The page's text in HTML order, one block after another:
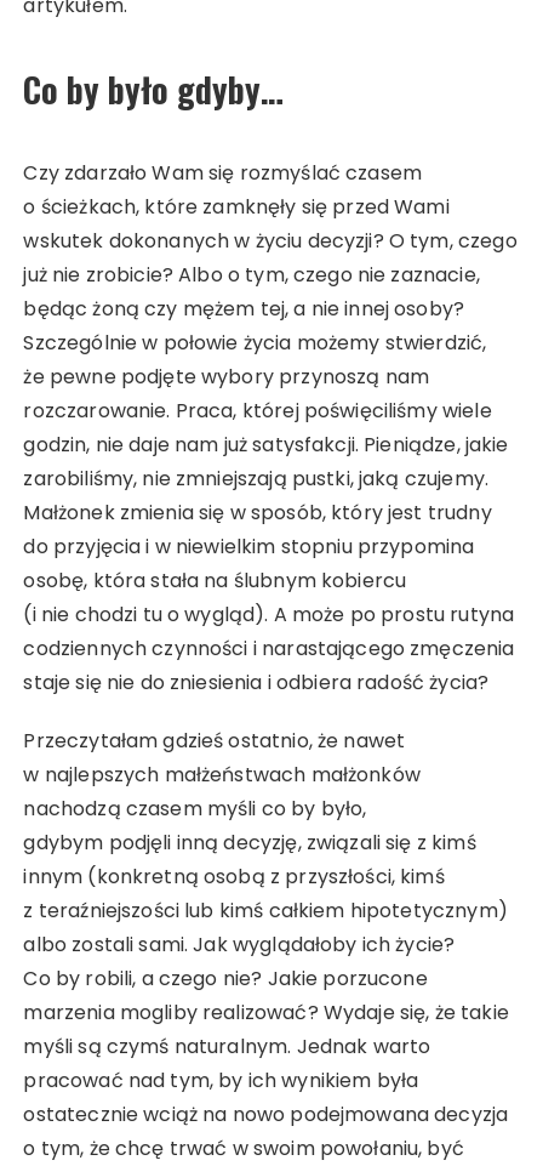
Co by było gdyby…
Czy zdarzało Wam się rozmyślać czasem
o ścieżkach, które zamknęły się przed Wami
wskutek dokonanych w życiu decyzji? O tym, czego
już nie zrobicie? Albo o tym, czego nie zaznacie,
będąc żoną czy mężem tej, a nie innej osoby?
Szczególnie w połowie życia możemy stwierdzić,
że pewne podjęte wybory przynoszą nam
rozczarowanie. Praca, której poświęciliśmy wiele
godzin, nie daje nam już satysfakcji. Pieniądze, jakie
zarobiliśmy, nie zmniejszają pustki, jaką czujemy.
Małżonek zmienia się w sposób, który jest trudny
do przyjęcia i w niewielkim stopniu przypomina
osobę, która stała na ślubnym kobiercu
(i nie chodzi tu o wygląd). A może po prostu rutyna
codziennych czynności i narastającego zmęczenia
staje się nie do zniesienia i odbiera radość życia?
Przeczytałam gdzieś ostatnio, że nawet
w najlepszych małżeństwach małżonków
nachodzą czasem myśli co by było,
gdybym podjęli inną decyzję, związali się z kimś
innym (konkretną osobą z przyszłości, kimś
z teraźniejszości lub kimś całkiem hipotetycznym)
albo zostali sami. Jak wyglądałoby ich życie?
Co by robili, a czego nie? Jakie porzucone
marzenia mogliby realizować? Wydaje się, że takie
myśli są czymś naturalnym. Jednak warto
pracować nad tym, by ich wynikiem była
ostatecznie wciąż na nowo podejmowana decyzja
o tym, że chcę trwać w swoim powołaniu, być